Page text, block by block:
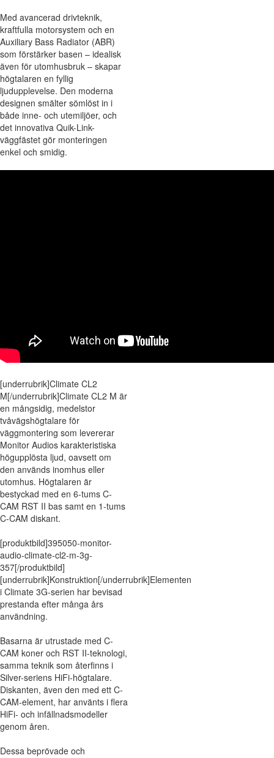
Med avancerad drivteknik,
kraftfulla motorsystem och en
Auxiliary Bass Radiator (ABR)
som förstärker basen – idealisk
även för utomhusbruk – skapar
högtalaren en fyllig
ljudupplevelse. Den moderna
designen smälter sömlöst in i
både inne- och utemiljöer, och
det innovativa Quik-Link-
väggfästet gör monteringen
enkel och smidig.
[underrubrik]Climate CL2
M[/underrubrik]Climate CL2 M är
en mångsidig, medelstor
tvåvägshögtalare för
väggmontering som levererar
Monitor Audios karakteristiska
högupplösta ljud, oavsett om
den används inomhus eller
utomhus. Högtalaren är
bestyckad med en 6-tums C-
CAM RST II bas samt en 1-tums
C-CAM diskant.
[produktbild]395050-monitor-
audio-climate-cl2-m-3g-
357[/produktbild]
[underrubrik]Konstruktion[/underrubrik]Elementen
i Climate 3G-serien har bevisad
prestanda efter många års
användning.
Basarna är utrustade med C-
CAM koner och RST II-teknologi,
samma teknik som återfinns i
Silver-seriens HiFi-högtalare.
Diskanten, även den med ett C-
CAM-element, har använts i flera
HiFi- och infällnadsmodeller
genom åren.
Dessa beprövade och